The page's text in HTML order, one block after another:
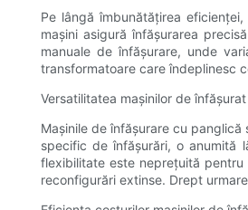
Pe lângă îmbunătățirea
mașini asigură înfășurarea
manuale de înfășurare, unde
transformatoare care îndeplinesc
Versatilitatea mașinilor de
Mașinile de înfășurare cu
specific de înfășurări, o anumită
flexibilitate este neprețuită
reconfigurări extinse. Drept